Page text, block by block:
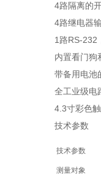
4路隔离的
4路继电器
1路RS-232
内置看门狗
带备用电池
全工业级电
4.3寸彩色
技术参数
技术参数
测量对象